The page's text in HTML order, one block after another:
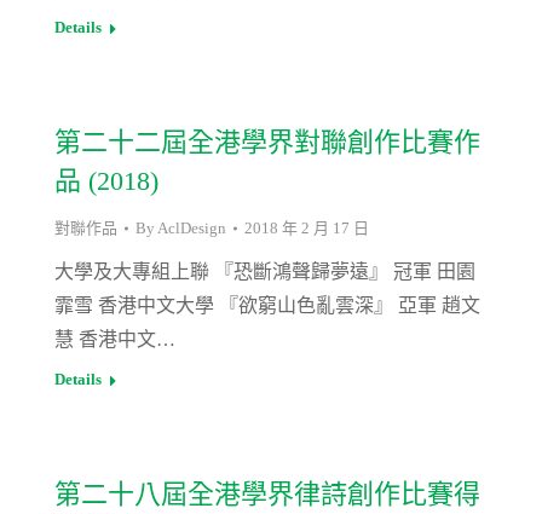
Details
第二十二屆全港學界對聯創作比賽作
品 (2018)
對聯作品 By AclDesign 2018 年 2 月 17 日
大學及大專組上聯 『恐斷鴻聲歸夢遠』 冠軍 田園
霏雪 香港中文大學 『欲窮山色亂雲深』 亞軍 趙文
慧 香港中文…
Details
第二十八屆全港學界律詩創作比賽得